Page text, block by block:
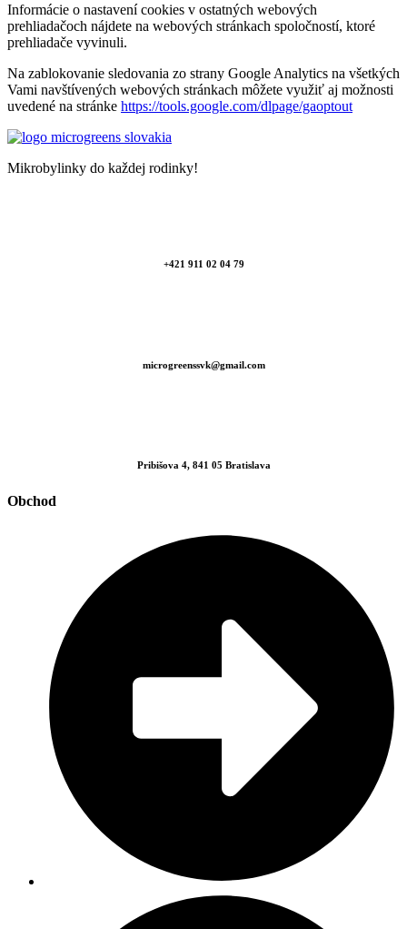
Informácie o nastavení cookies v ostatných webových
prehliadačoch nájdete na webových stránkach spoločností, ktoré
prehliadače vyvinuli.
Na zablokovanie sledovania zo strany Google Analytics na všetkých
Vami navštívených webových stránkach môžete využiť aj možnosti
uvedené na stránke https://tools.google.com/dlpage/gaoptout
Mikrobylinky do každej rodinky!
+421 911 02 04 79
microgreenssvk@gmail.com
Pribišova 4, 841 05 Bratislava
Obchod